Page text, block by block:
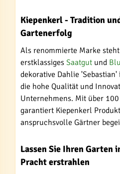
Kiepenkerl - Tradition
Gartenerfolg
Als renommierte Marke
erstklassiges Saatgut und
dekorative Dahlie
die hohe Qualität und
Unternehmens. Mit über
garantiert Kiepenkerl
anspruchsvolle Gärtner
Lassen Sie Ihren Garten
Pracht erstrahlen